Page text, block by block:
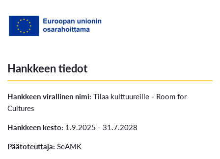
Hankkeen tiedot
Hankkeen virallinen nimi: Tilaa kulttuureille - Room for
Cultures
Hankkeen kesto: 1.9.2025 - 31.7.2028
Päätoteuttaja: SeAMK